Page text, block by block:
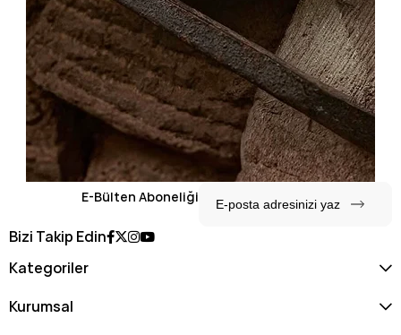
E-Bülten Aboneliği
Bizi Takip Edin
Kategoriler
Kurumsal